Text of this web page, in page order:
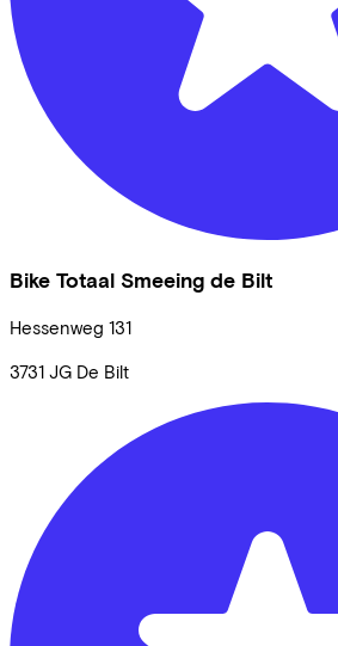
Bike Totaal Smeeing de Bilt
Hessenweg 131
3731 JG De Bilt